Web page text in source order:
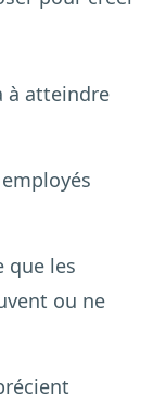
à atteindre
que les
ou ne